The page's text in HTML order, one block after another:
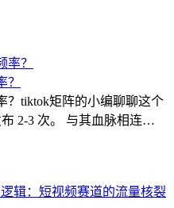
？
？tiktok矩阵的小编聊聊这个
布 2-3 次。 与其血脉相连…